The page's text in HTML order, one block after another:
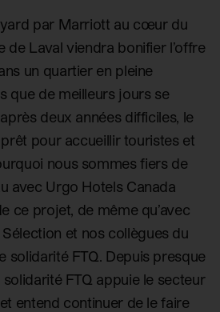
par Marriott au cœur du
de Laval viendra bonifier l’offre
un quartier en pleine
que de meilleurs jours se
deux années difficiles, le
pour accueillir touristes et
nous sommes fiers de
avec Urgo Hotels Canada
ce projet, de même qu’avec
et nos collègues du
solidarité FTQ. Depuis presque
FTQ appuie le secteur
entend continuer de le faire